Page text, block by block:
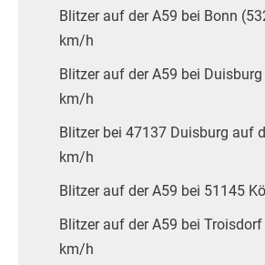
Blitzer auf der A59 bei Bonn
km/h
Blitzer auf der A59 bei
km/h
Blitzer bei 47137 Duisburg auf
km/h
Blitzer auf der A59 bei 51145
Blitzer auf der A59 bei
km/h